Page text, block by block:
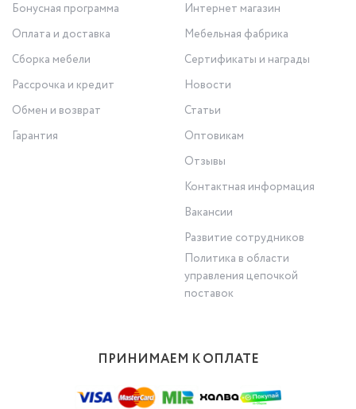
Бонусная программа
Оплата и доставка
Сборка мебели
Рассрочка и кредит
Обмен и возврат
Гарантия
Интернет магазин
Мебельная фабрика
Сертификаты и награды
Новости
Статьи
Оптовикам
Отзывы
Контактная информация
Вакансии
Развитие сотрудников
Политика в области
управления цепочкой
поставок
ПРИНИМАЕМ К ОПЛАТЕ